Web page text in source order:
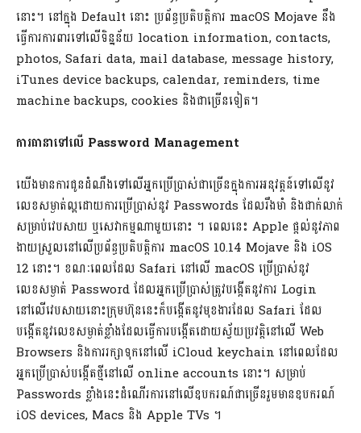
នោះ។ នៅក្នុង Default នោះ ប្រព័ន្ធប្រតិបត្តិការ macOS Mojave នឹង
ធ្វើការការពារទៅលើទិន្នន័យ location information, contacts,
photos, Safari data, mail database, message history,
iTunes device backups, calendar, reminders, time
machine backups, cookies និងជាច្រើនទៀត។
ការធានាទៅលើ Password Management
យើងមានការជូនដំណឹងទៅលើអ្នកប្រើប្រាស់ជាច្រើនក្នុងការអនុវត្តន៍ទៅលើនូវ
លេខសម្ងាត់ល្អដោយការប្រើប្រាស់នូវ Passwords ដែលរឹងមាំ និងជាក់លាក់
សម្រាប់វេបសាយ ឬសេវាកម្មណាមួយនោះ ។ ពេលនេះ Apple ផ្តល់នូវភាព
ងាយស្រួលនៅលើប្រព័ន្ធប្រតិបត្តិការ macOS 10.14 Mojave និង iOS
12 នោះ។ ខណៈពេលដែល Safari នៅលើ macOS ប្រើប្រាស់នូវ
លេខសម្ងាត់ Password ដែលអ្នកប្រើប្រាស់ត្រូវបង្កើតនូវការ Login
នៅលើវេបសាយនោះ​ក្រុមហ៊ុននេះក៏បង្កើតនូវមុខងារដែល Safari ដែល
បង្កើតនូវលេខសម្ងាត់ខ្លាំងដែលធ្វើការបង្កើតដោយស្វ័យប្រវត្តិនៅលើ Web
Browsers និងការរក្សាទុកនៅលើ iCloud keychain នៅពេលដែល
អ្នកប្រើប្រាស់បង្កើតថ្មីនៅលើ online accounts នោះ។ សម្រាប់
Passwords ខ្លាំងនេះដំណើរការនៅលើឧបករណ៍ជាច្រើនរួមមានឧបករណ៍
iOS devices, Macs និង Apple TVs ។